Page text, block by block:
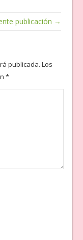
publicación →
publicada. Los
*